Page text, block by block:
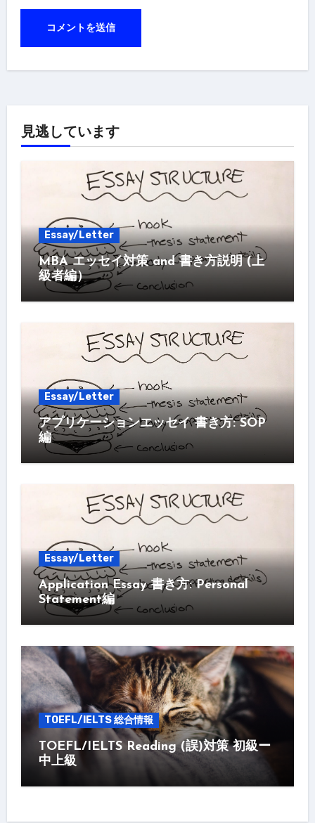
見逃しています
Essay/Letter
MBA エッセイ対策 and 書き方説明 (上
級者編）
Essay/Letter
アプリケーションエッセイ 書き方: SOP
編
Essay/Letter
Application Essay 書き方: Personal
Statement編
TOEFL/IELTS 総合情報
TOEFL/IELTS Reading (誤)対策 初級ー
中上級